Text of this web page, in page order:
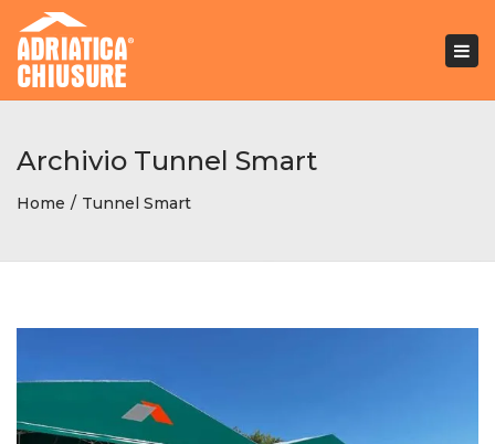
Archivio Tunnel Smart
Home Tunnel Smart